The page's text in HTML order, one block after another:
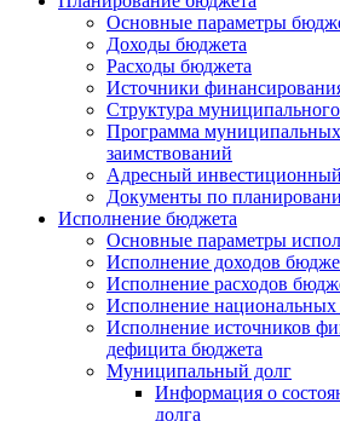
Основные параметры
Доходы бюджета
Расходы бюджета
Источники
Структура
Программа
заимствований
Адресный
Документы по
Исполнение бюджета
Основные параметры
Исполнение доходов
Исполнение расходов
Исполнение национальных
Исполнение источников
дефицита бюджета
Муниципальный долг
Информация о
долга